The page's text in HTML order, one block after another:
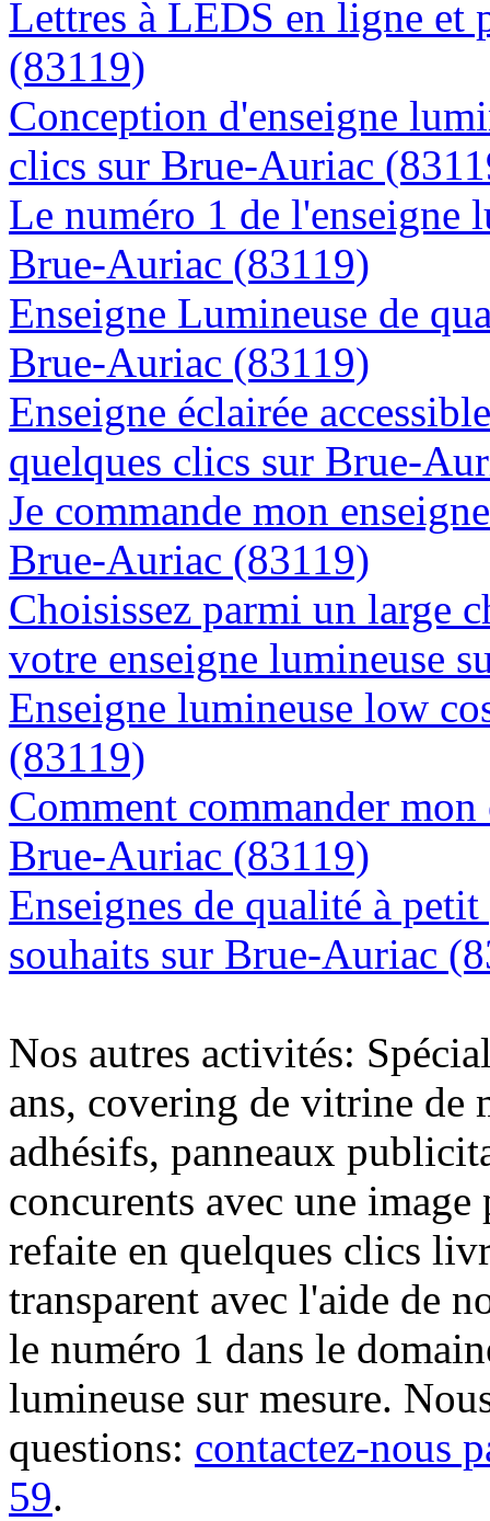
Lettres à LEDS en ligne et
(83119)
Conception d'enseigne
clics sur Brue-Auriac
Le numéro 1 de l'enseigne
Brue-Auriac (83119)
Enseigne Lumineuse de
Brue-Auriac (83119)
Enseigne éclairée
quelques clics sur Brue-
Je commande mon
Brue-Auriac (83119)
Choisissez parmi un large
votre enseigne lumineuse
Enseigne lumineuse low
(83119)
Comment commander
Brue-Auriac (83119)
Enseignes de qualité à
souhaits sur Brue-Auriac
Nos autres activités:
ans, covering de vitrine de
adhésifs, panneaux
concurents avec une
refaite en quelques clics
transparent avec l'aide de
le numéro 1 dans le
lumineuse sur mesure.
questions: contactez-nous
59.